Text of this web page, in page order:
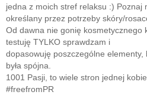
jedna z moich stref relaksu :) Poznaj
określany przez potrzeby skóry/
Od dawna nie gonię kosmetycznego
testuję TYLKO sprawdzam i
dopasowuję poszczególne elementy,
była spójna.
1001 Pasji, to wiele stron jednej
#freefromPR